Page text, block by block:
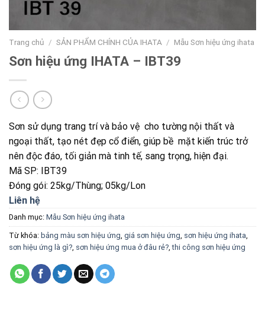
Trang chủ / SẢN PHẨM CHÍNH CỦA IHATA / Mẫu Sơn hiệu ứng ihata
Sơn hiệu ứng IHATA – IBT39
Sơn sử dụng trang trí và bảo vệ cho tường nội thất và
ngoại thất, tạo nét đẹp cổ điển, giúp bề mặt kiến trúc trở
nên độc đáo, tối giản mà tinh tế, sang trọng, hiện đại.
Mã SP: IBT39
Đóng gói: 25kg/Thùng; 05kg/Lon
Liên hệ
Danh mục: Mẫu Sơn hiệu ứng ihata
Từ khóa: bảng màu sơn hiệu ứng giá sơn hiệu ứng sơn hiệu ứng ihata
sơn hiệu ứng là gì? sơn hiệu ứng mua ở đâu rẻ? ,thi công sơn hiệu ứng